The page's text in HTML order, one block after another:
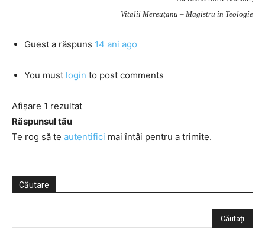
Vitalii Mereuţanu – Magistru în Teologie
Guest a răspuns 14 ani ago
You must login to post comments
Afișare 1 rezultat
Răspunsul tău
Te rog să te autentifici mai întâi pentru a trimite.
Căutare